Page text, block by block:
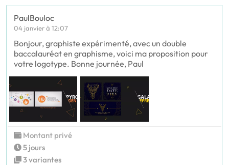
PaulBouloc
04 janvier à 12:07
Bonjour, graphiste expérimenté, avec un double
baccalauréat en graphisme, voici ma proposition pour
votre logotype. Bonne journée, Paul
Montant privé
5 jours
3 variantes